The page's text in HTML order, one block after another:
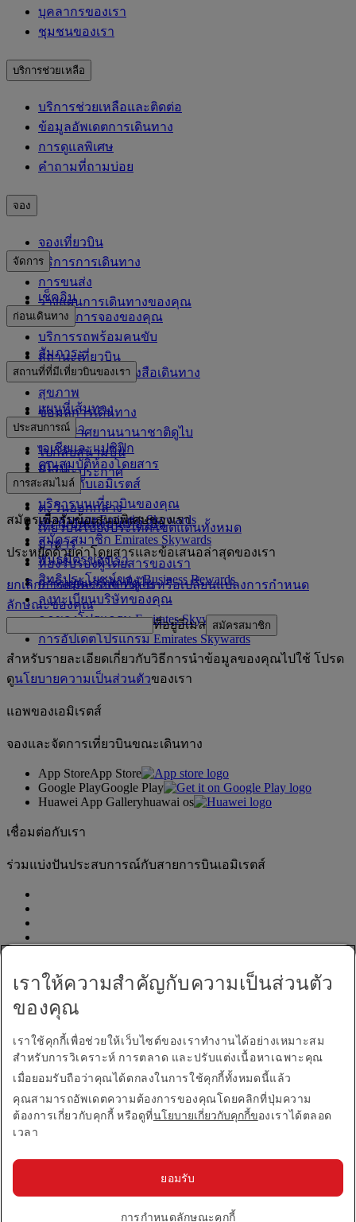
บุคลากรของเรา
ชุมชนของเรา
บริการช่วยเหลือ
บริการช่วยเหลือและติดต่อ
ข้อมูลอัพเดตการเดินทาง
การดูแลพิเศษ
คำถามที่ถามบ่อย
จอง
จองเที่ยวบิน
บริการการเดินทาง
การขนส่ง
วางแผนการเดินทางของคุณ
จัดการ
เช็คอิน
จัดการการจองของคุณ
บริการรถพร้อมคนขับ
สถานะเที่ยวบิน
ก่อนเดินทาง
สัมภาระ
ข้อมูลวีซ่าและหนังสือเดินทาง
สุขภาพ
ข้อมูลการเดินทาง
ท่าอากาศยานนานาชาติดูไบ
ไปกลับสนามบิน
กฎและประกาศ
สถานที่ที่มีเที่ยวบินของเรา
แผนที่เส้นทาง
แอฟริกา
เอเชียและแปซิฟิก
ยุโรป
อเมริกา
ตะวันออกกลาง
เที่ยวบินไปยังประเทศ/เขตแดนทั้งหมด
ประสบการณ์
คุณสมบัติห้องโดยสาร
ช้อปปิ้งกับเอมิเรตส์
บริการบนเที่ยวบินของคุณ
ความบันเทิงบนเที่ยวบิน
อาหาร
ห้องรับรองผู้โดยสารของเรา
การหยุดแวะพักที่ดูไบ
การสะสมไมล์
เข้าสู่ระบบ Emirates Skywards
สมัครสมาชิก Emirates Skywards
พันธมิตรของเรา
สิทธิประโยชน์ของ Business Rewards
ลงทะเบียนบริษัทของคุณ
กฎของโปรแกรม Emirates Skywards
การอัปเดตโปรแกรม Emirates Skywards
สมัครเพื่อรับข้อเสนอพิเศษของเรา
ประหยัดด้วยค่าโดยสารและข้อเสนอล่าสุดของเรา
ยกเลิกการสมัครรับข่าวสารหรือเปลี่ยนแปลงการกำหนด
ลักษณะของคุณ
ที่อยู่อีเมล สมัครสมาชิก
สำหรับรายละเอียดเกี่ยวกับวิธีการนำข้อมูลของคุณไปใช้ โปรด
ดูนโยบายความเป็นส่วนตัวของเรา
แอพของเอมิเรตส์
จองและจัดการเที่ยวบินขณะเดินทาง
App StoreApp Store
Google PlayGoogle Play
Huawei App Galleryhuawai os
เชื่อมต่อกับเรา
ร่วมแบ่งปันประสบการณ์กับสายการบินเอมิเรตส์
ประกาศการเข้าใช้งาน
ติดต่อเรา
นโยบายความเป็นส่วนตัว
เงื่อนไขและข้อกำหนด
นโยบายเกี่ยวกับคุกกี้
ความปลอดภัยทางไซเบอร์
เราให้ความสำคัญกับความเป็นส่วนตัว
ของคุณ
เราใช้คุกกี้เพื่อช่วยให้เว็บไซต์ของเราทำงานได้อย่างเหมาะสม
สำหรับการวิเคราะห์ การตลาด และปรับแต่งเนื้อหาเฉพาะคุณ
เมื่อยอมรับถือว่าคุณได้ตกลงในการใช้คุกกี้ทั้งหมดนี้แล้ว
คุณสามารถอัพเดตความต้องการของคุณโดยคลิกที่ปุ่มความ
ต้องการเกี่ยวกับคุกกี้ หรือดูที่นโยบายเกี่ยวกับคุกกี้ของเราได้ตลอด
เวลา
การกำหนดลักษณะคุกกี้
ยอมรับ